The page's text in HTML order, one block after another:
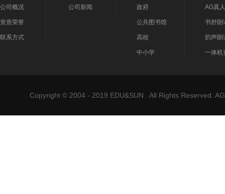
公司概况
资质荣誉
联系方式
公司新闻 政府
公共图书馆
高校
中小学
AG真
书舒朗
韵声朗
一体机
Copyright © 2004 - 2019 EDU&SUN . All Rights Reserved.